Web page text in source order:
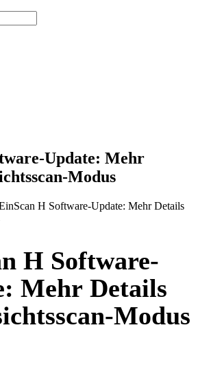
Update: Mehr
Modus
H Software-Update: Mehr Details
H Software-
Mehr Details
Modus